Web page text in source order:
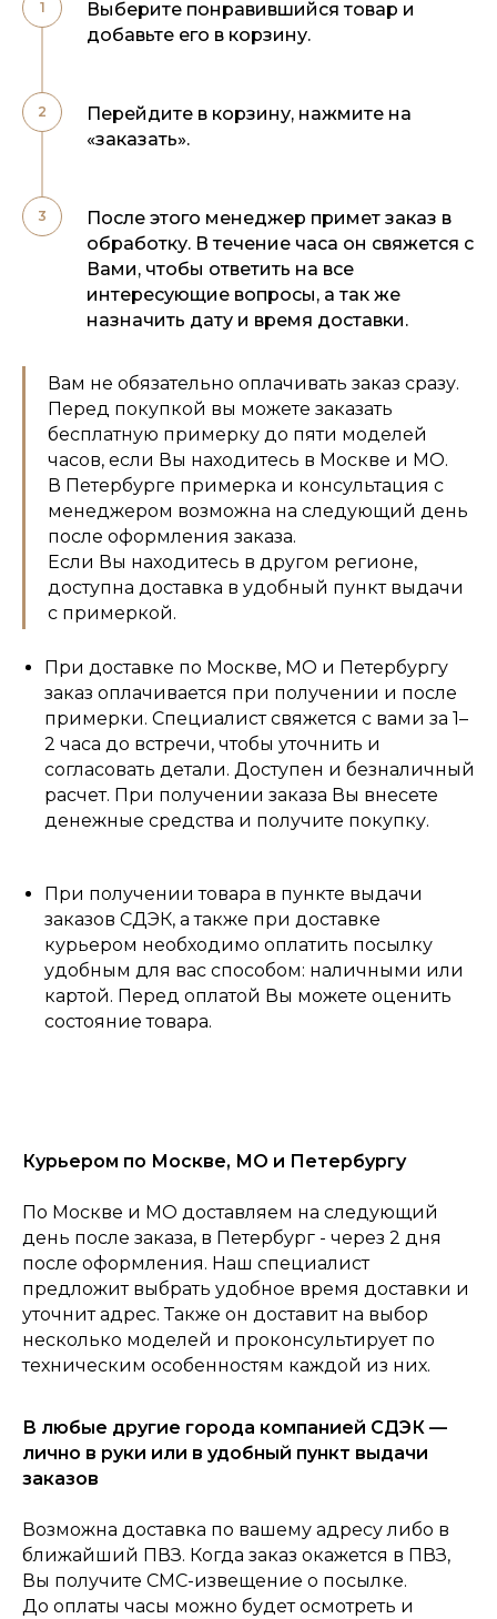
Главная Каталог
Консультация Корзина
Выберите понравившийся товар и
добавьте его в корзину.
Перейдите в корзину, нажмите на
«заказать».
После этого менеджер примет заказ в
обработку. В течение часа он свяжется с
Вами, чтобы ответить на все
интересующие вопросы, а так же
назначить дату и время доставки.
Вам не обязательно оплачивать заказ сразу.
Перед покупкой вы можете заказать
бесплатную примерку до пяти моделей
часов, если Вы находитесь в Москве и МО.
В Петербурге примерка и консультация с
менеджером возможна на следующий день
после оформления заказа.
Если Вы находитесь в другом регионе,
доступна доставка в удобный пункт выдачи
с примеркой.
При доставке по Москве, МО и Петербургу
заказ оплачивается при получении и после
примерки. Специалист свяжется с вами за 1–
2 часа до встречи, чтобы уточнить и
согласовать детали. Доступен и безналичный
расчет. При получении заказа Вы внесете
денежные средства и получите покупку.
При получении товара в пункте выдачи
заказов СДЭК, а также при доставке
курьером необходимо оплатить посылку
удобным для вас способом: наличными или
картой. Перед оплатой Вы можете оценить
состояние товара.
Курьером по Москве, МО и Петербургу
По Москве и МО доставляем на следующий
день после заказа, в Петербург - через 2 дня
после оформления. Наш специалист
предложит выбрать удобное время доставки и
уточнит адрес. Также он доставит на выбор
несколько моделей и проконсультирует по
техническим особенностям каждой из них.
В любые другие города компанией СДЭК —
лично в руки или в удобный пункт выдачи
заказов
Возможна доставка по вашему адресу либо в
ближайший ПВЗ. Когда заказ окажется в ПВЗ,
Вы получите СМС-извещение о посылке.
До оплаты часы можно будет осмотреть и